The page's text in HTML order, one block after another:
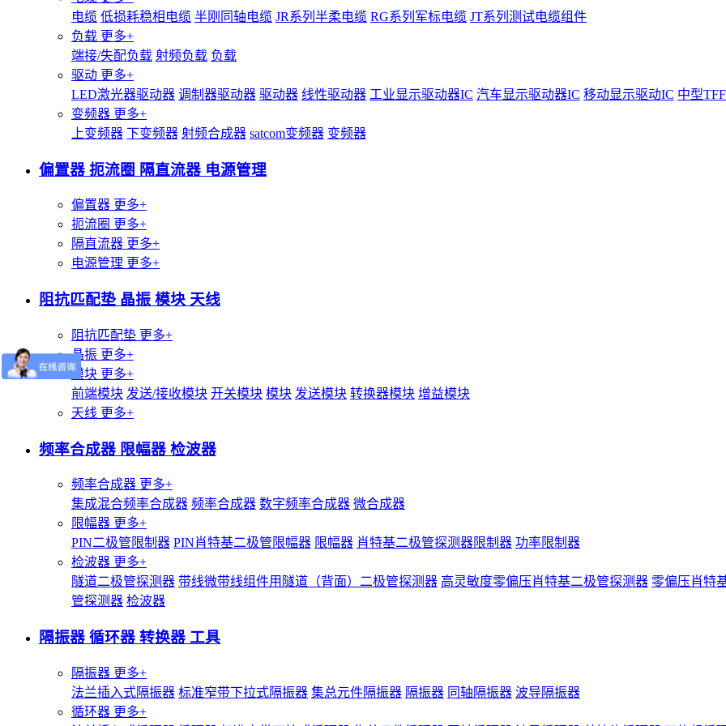
电缆 低损耗稳相电缆 半刚同轴电缆 JR系列半柔电缆 RG系列军标电缆 JT系列测试电缆组件
负载 更多+
端接/失配负载 射频负载 负载
驱动 更多+
LED激光器驱动器 调制器驱动器 驱动器 线性驱动器 工业显示驱动器IC 汽车显示驱动器IC 移动显示驱动IC 中型
变频器 更多+
上变频器 下变频器 射频合成器 satcom变频器 变频器
偏置器 扼流圈 隔直流器 电源管理
偏置器 更多+
扼流圈 更多+
隔直流器 更多+
电源管理 更多+
阻抗匹配垫 晶振 模块 天线
阻抗匹配垫 更多+
晶振 更多+
模块 更多+
前端模块 发送/接收模块 开关模块 模块 发送模块 转换器模块 增益模块
天线 更多+
频率合成器 限幅器 检波器
频率合成器 更多+
集成混合频率合成器 频率合成器 数字频率合成器 微合成器
限幅器 更多+
PIN二极管限制器 PIN肖特基二极管限幅器 限幅器 肖特基二极管探测器限制器 功率限制器
检波器 更多+
隧道二极管探测器 带线微带线组件用隧道（背面）二极管探测器 高灵敏度零偏压肖特基二极管探测器 零偏压肖特
管探测器 检波器
隔振器 循环器 转换器 工具
隔振器 更多+
法兰插入式隔振器 标准窄带下拉式隔振器 集总元件隔振器 隔振器 同轴隔振器 波导隔振器
循环器 更多+